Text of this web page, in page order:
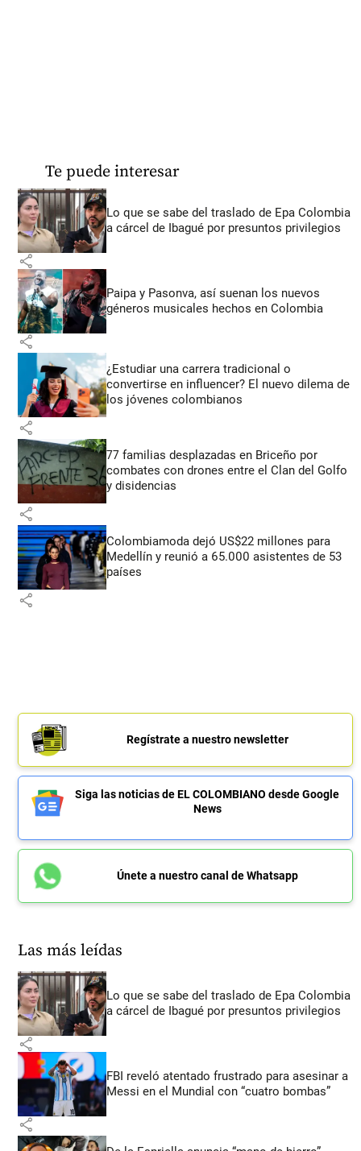
Te puede interesar
Lo que se sabe del traslado de Epa Colombia
a cárcel de Ibagué por presuntos privilegios
share
Paipa y Pasonva, así suenan los nuevos
géneros musicales hechos en Colombia
share
¿Estudiar una carrera tradicional o
convertirse en influencer? El nuevo dilema de
los jóvenes colombianos
share
77 familias desplazadas en Briceño por
combates con drones entre el Clan del Golfo
y disidencias
share
Colombiamoda dejó US$22 millones para
Medellín y reunió a 65.000 asistentes de 53
países
share
Regístrate a nuestro newsletter
Siga las noticias de EL COLOMBIANO desde Google
News
Únete a nuestro canal de Whatsapp
Las más leídas
Lo que se sabe del traslado de Epa Colombia
a cárcel de Ibagué por presuntos privilegios
share
FBI reveló atentado frustrado para asesinar a
Messi en el Mundial con “cuatro bombas”
share